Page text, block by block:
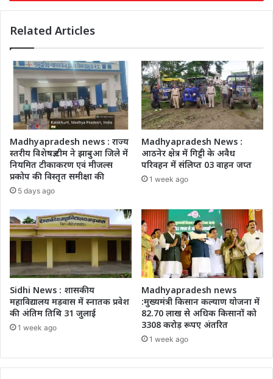
Related Articles
Madhyapradesh news : राज्य
स्तरीय विशेषज्ञ टीम ने झाबुआ जिले में
नियमित टीकाकरण एवं मीजल्स
प्रकोप की विस्तृत समीक्षा की
5 days ago
Madhyapradesh News :
आठनेर क्षेत्र में गिट्टी के अवैध
परिवहन में संलिप्त 03 वाहन जप्त
1 week ago
Sidhi News : शासकीय
महाविद्यालय मड़वास में स्नातक प्रवेश
की अंतिम तिथि 31 जुलाई
1 week ago
Madhyapradesh news
:मुख्यमंत्री किसान कल्याण योजना में
82.70 लाख से अधिक किसानों को
3308 करोड़ रूपए अंतरित
1 week ago